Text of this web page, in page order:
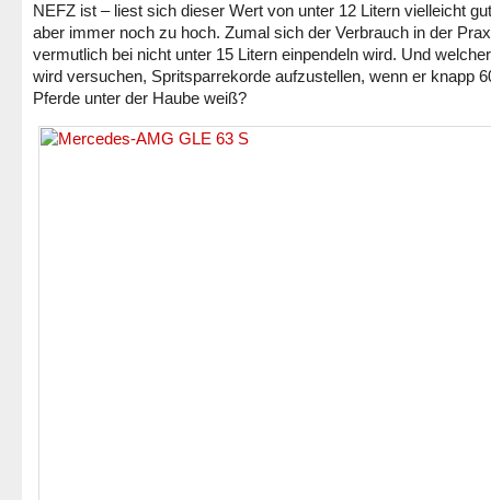
NEFZ ist – liest sich dieser Wert von unter 12 Litern vielleicht
aber immer noch zu hoch. Zumal sich der Verbrauch in der
vermutlich bei nicht unter 15 Litern einpendeln wird. Und
wird versuchen, Spritsparrekorde aufzustellen, wenn er knapp
Pferde unter der Haube weiß?